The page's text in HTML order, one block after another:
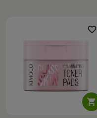

favorite_border